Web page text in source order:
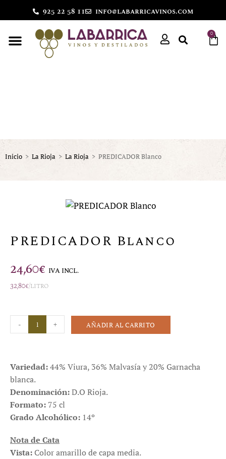
925 22 58 11 info@labarricavinos.com
0
Inicio > La Rioja > La Rioja > PREDICADOR Blanco
PREDICADOR Blanco
24,60€ IVA INCL.
32,80€/litro
- + AÑADIR AL CARRITO
Variedad:44% Viura, 36% Malvasía y 20% Garnacha
blanca.
Denominación:D.O Rioja.
Formato: 75 cl
Grado Alcohólico: 14º
Nota de Cata
Vista: Color amarillo de capa media.